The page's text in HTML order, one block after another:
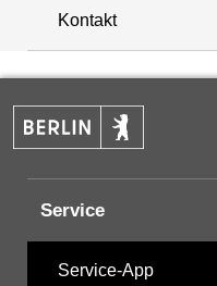
+
−
Kontakt
Service
Service-App